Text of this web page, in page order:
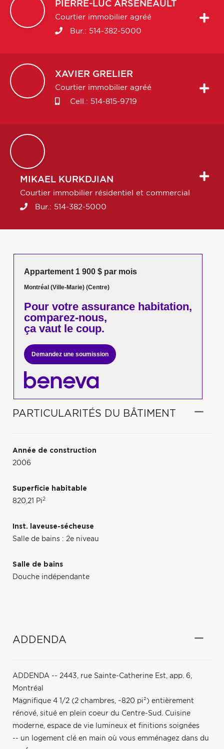
PIERRE-LUC ARSENEAULT
Courtier immobilier agréé
Bur.: 514-382-5000
XAVIER GRELIER
Courtier immobilier agréé
Cell.: 514-815-9719
MIKAEL KURKDJIAN
Courtier immobilier résidentiel et commercial
Bur.: 514-382-5000
Appartement 1 900 $ par mois
Montréal (Ville-Marie) (Centre)
Pour votreassurance habitation,
comparez-nous,
ça vaut le coup.
Demandez une soumission
PARTICULARITÉS DU BÂTIMENT
Année de construction
2006
Superficie habitable
820,21 Pi2
Inst. laveuse-sécheuse
Salle de bains : 2e niveau
Salle de bains
Douche indépendante
ADDENDA
ADDENDA -- 2443, rue Sainte-Catherine Est, app. 6,
Montréal
Magnifique 4 1/2 (2 chambres, ~820 pi²) entièrement
rénové, situé en plein coeur du Centre-Sud. Cuisine
moderne, espace de vie lumineux et finitions soignées
-- un logement clé en main où vous emménagez dans du